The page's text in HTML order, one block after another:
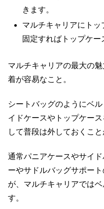
きます。
マルチキャリアにト
固定すればトップケー
マルチキャリアの最大の
着が容易なこと。
シートバッグのようにベ
イドケースやトップケー
して普段は外しておくこと
通常パニアケースやサイ
ーやサドルバッグサポー
が、マルチキャリアでは
す。